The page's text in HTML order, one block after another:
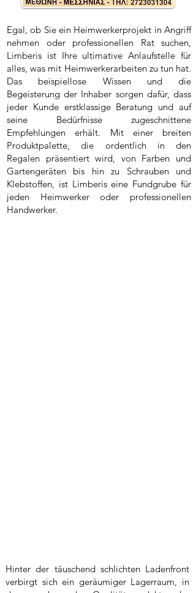
Egal, ob Sie ein Heimwerkerprojekt in Angriff
nehmen oder professionellen Rat suchen,
Limberis ist Ihre ultimative Anlaufstelle für
alles, was mit Heimwerkerarbeiten zu tun hat.
Das beispiellose Wissen und die
Begeisterung der Inhaber sorgen dafür, dass
jeder Kunde erstklassige Beratung und auf
seine Bedürfnisse zugeschnittene
Empfehlungen erhält. Mit einer breiten
Produktpalette, die ordentlich in den
Regalen präsentiert wird, von Farben und
Gartengeräten bis hin zu Schrauben und
Klebstoffen, ist Limberis eine Fundgrube für
jeden Heimwerker oder professionellen
Handwerker.
Hinter der täuschend schlichten Ladenfront
verbirgt sich ein geräumiger Lagerraum, in